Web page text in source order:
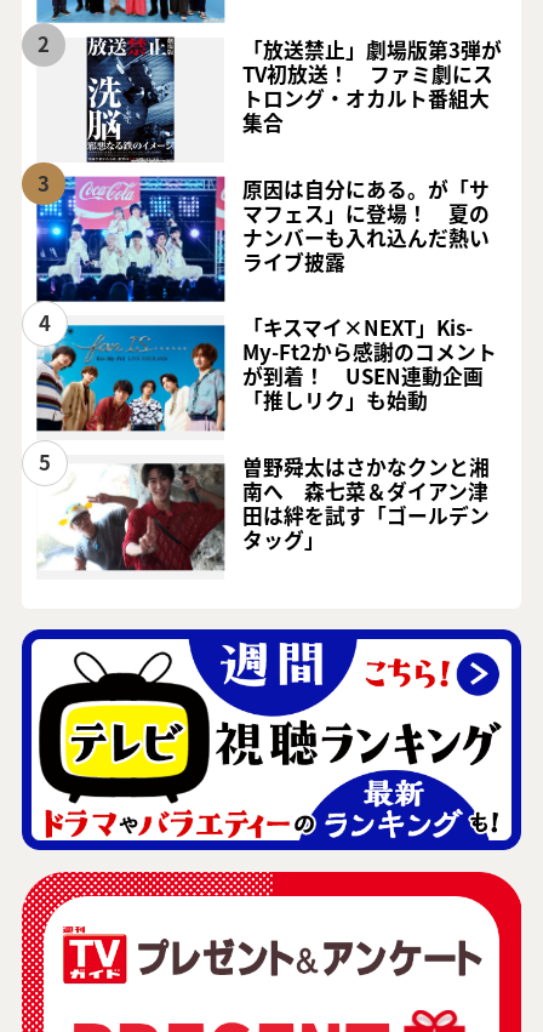
2
「放送禁止」劇場版第3弾が
TV初放送！ ファミ劇にス
トロング・オカルト番組大
集合
3
原因は自分にある。が「サ
マフェス」に登場！ 夏の
ナンバーも入れ込んだ熱い
ライブ披露
4
「キスマイ×NEXT」Kis-
My-Ft2から感謝のコメント
が到着！ USEN連動企画
「推しリク」も始動
5
曽野舜太はさかなクンと湘
南へ 森七菜＆ダイアン津
田は絆を試す「ゴールデン
タッグ」